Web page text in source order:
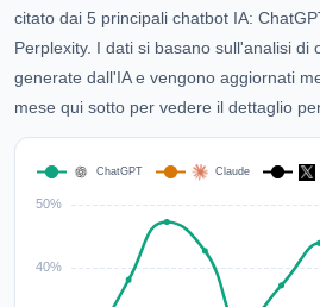
citato dai 5 principali chatbot IA:
Perplexity. I dati si basano sull'analisi di
generate dall'IA e vengono aggiornati
mese qui sotto per vedere il dettaglio